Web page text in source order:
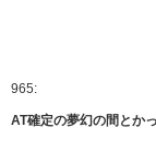
965:
AT確定の夢幻の間とか